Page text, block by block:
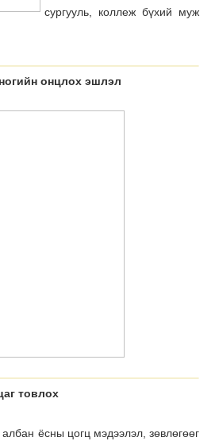
сургууль, коллеж бүхий муж
онцлох эшлэл
товлох
ёсны цогц мэдээлэл, зөвлөгөөг